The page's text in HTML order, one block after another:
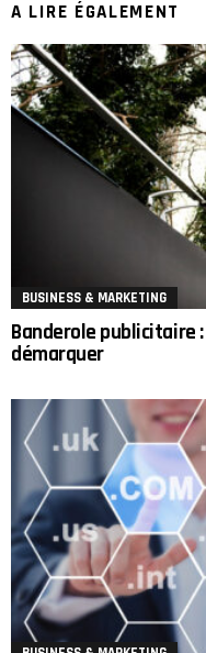
A LIRE ÉGALEMENT
BUSINESS & MARKETING
Banderole publicitaire
démarquer